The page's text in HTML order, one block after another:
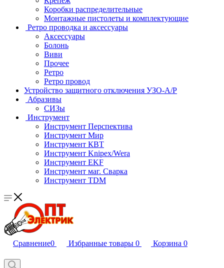
Коробки распределительные
Монтажные пистолеты и комплектующие
Ретро проводка и аксессуары
Аксессуары
Болонь
Виви
Прочее
Ретро
Ретро провод
Устройство защитного отключения УЗО-А/Р
Абразивы
СИЗы
Инструмент
Инструмент Перспектива
Инструмент Мир
Инструмент КВТ
Инструмент Knipex/Wera
Инструмент EKF
Инструмент маг. Сварка
Инструмент TDM
Сравнение0 Избранные товары 0 Корзина 0